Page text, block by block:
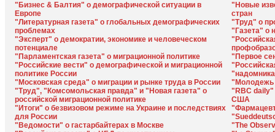
"Бизнес & Балтия" о демографической ситуации в
Европе
"Литературная газета" о глобальных демографических
проблемах
"Эксперт" о демократии, экономике и человеческом
потенциале
"Парламентская газета" о миграционной политике
"Российские вести" о демографической и миграционной
политике России
"Московская среда" о миграции и рынке труда в России
"Труд", "Комсомольская правда" и "Новая газета" о
российской миграционной политике
"Итоги" о безвизовом режиме на Украине и последствиях
для России
"Ведомости" о гастарбайтерах в Москве
"Новые
стран
"Труд" о
"Газета" о
"Первое
"Молодежь
"RBC daily"
США
"The